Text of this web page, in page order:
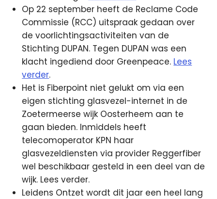
Op 22 september heeft de Reclame Code
Commissie (RCC) uitspraak gedaan over
de voorlichtingsactiviteiten van de
Stichting DUPAN. Tegen DUPAN was een
klacht ingediend door Greenpeace. Lees
verder.
Het is Fiberpoint niet gelukt om via een
eigen stichting glasvezel-internet in de
Zoetermeerse wijk Oosterheem aan te
gaan bieden. Inmiddels heeft
telecomoperator KPN haar
glasvezeldiensten via provider Reggerfiber
wel beschikbaar gesteld in een deel van de
wijk. Lees verder.
Leidens Ontzet wordt dit jaar een heel lang